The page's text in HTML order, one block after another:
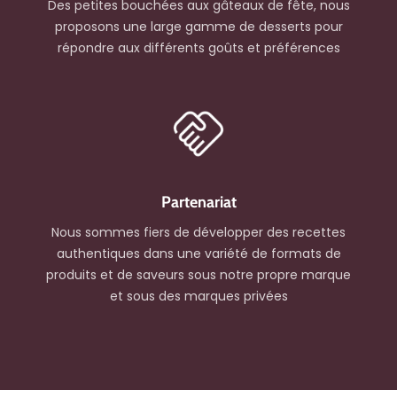
Des petites bouchées aux gâteaux de fête, nous
proposons une large gamme de desserts pour
répondre aux différents goûts et préférences
Partenariat
Nous sommes fiers de développer des recettes
authentiques dans une variété de formats de
produits et de saveurs sous notre propre marque
et sous des marques privées